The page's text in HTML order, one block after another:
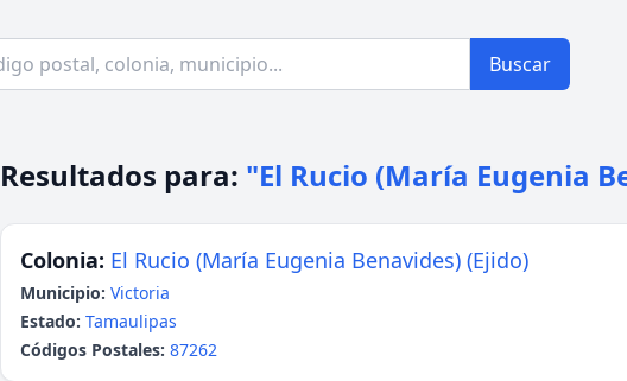
Buscar
Resultados para: "El Rucio (María Eugenia
Colonia: El Rucio (María Eugenia Benavides) (Ejido)
Municipio: Victoria
Estado: Tamaulipas
Códigos Postales: 87262